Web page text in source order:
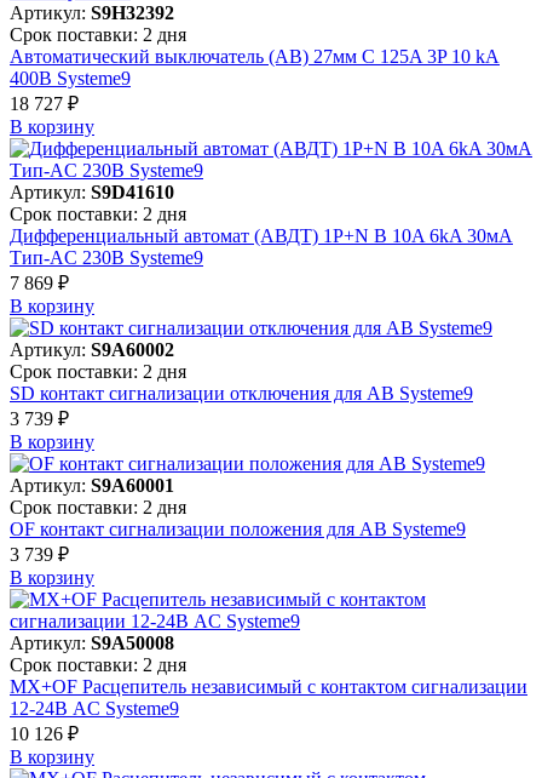
Артикул: S9H32392
Срок поставки: 2 дня
Автоматический выключатель (АВ) 27мм C 125A 3P 10 kA
400В Systeme9
18 727 ₽
В корзинy
Артикул: S9D41610
Срок поставки: 2 дня
Дифференциальный автомат (АВДТ) 1P+N B 10A 6kA 30мА
Тип-AC 230В Systeme9
7 869 ₽
В корзинy
Артикул: S9A60002
Срок поставки: 2 дня
SD контакт сигнализации отключения для АВ Systeme9
3 739 ₽
В корзинy
Артикул: S9A60001
Срок поставки: 2 дня
OF контакт сигнализации положения для АВ Systeme9
3 739 ₽
В корзинy
Артикул: S9A50008
Срок поставки: 2 дня
MX+OF Расцепитель независимый с контактом сигнализации
12-24В AC Systeme9
10 126 ₽
В корзинy